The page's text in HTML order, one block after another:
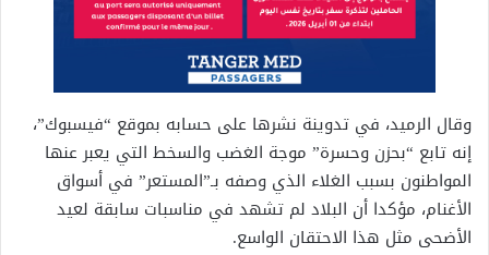
وقال الرميد، في تدوينة نشرها على حسابه بموقع “فيسبوك”،
إنه تابع “بحزن وحسرة” موجة الغضب والسخط التي يعبر عنها
المواطنون بسبب الغلاء الذي وصفه بـ”المستعر” في أسواق
الأغنام، مؤكدا أن البلاد لم تشهد في مناسبات سابقة لعيد
الأضحى مثل هذا الاحتقان الواسع.